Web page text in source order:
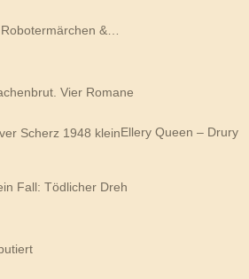
&…
Vier Romane
Ellery Queen – Drury
Fall: Tödlicher Dreh